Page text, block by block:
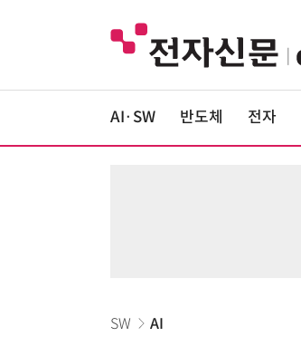
AI·SW 반도체 전자
SW AI